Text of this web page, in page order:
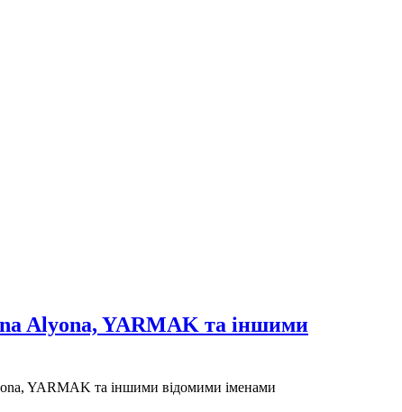
Alyona, YARMAK та іншими
YARMAK та іншими відомими іменами